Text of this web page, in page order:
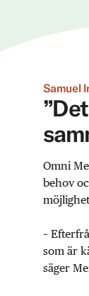
Samuel
Omni
behov
–
som är
säger